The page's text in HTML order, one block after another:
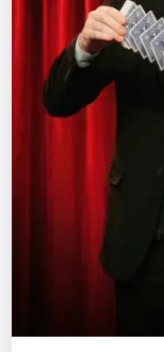
Города